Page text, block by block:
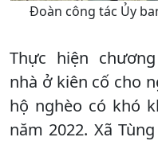
Đoàn công tác Ủy
Thực hiện
nhà ở kiên cố cho
hộ nghèo có khó
năm 2022. Xã